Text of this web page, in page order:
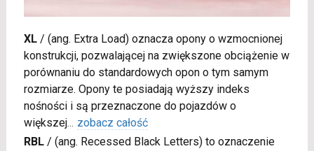
XL/ (ang. Extra Load) oznacza opony o wzmocnionej
konstrukcji, pozwalającej na zwiększone obciążenie w
porównaniu do standardowych opon o tym samym
rozmiarze. Opony te posiadają wyższy indeks
nośności i są przeznaczone do pojazdów o
większej... zobacz całość
RBL/ (ang. Recessed Black Letters) to oznaczenie